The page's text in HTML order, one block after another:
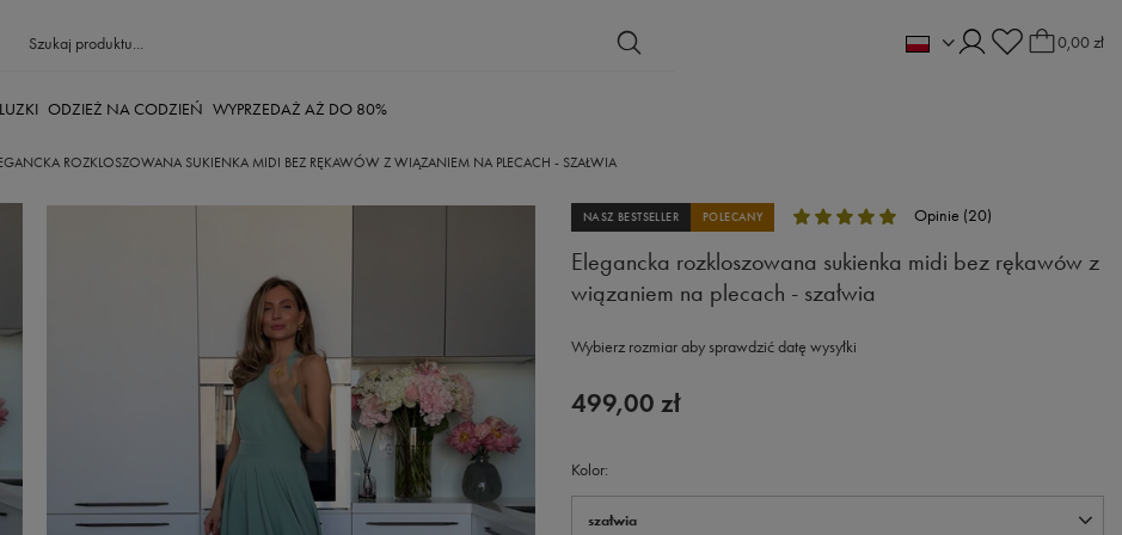
0,00 zł
ODZIEŻ NA CODZIEŃ WYPRZEDAŻ AŻ DO 80%
ROZKLOSZOWANA SUKIENKA MIDI BEZ RĘKAWÓW Z WIĄZANIEM NA PLECACH - SZAŁWIA
NASZ BESTSELLER POLECANY Opinie (20)
Elegancka rozkloszowana sukienka midi bez rękawów z
wiązaniem na plecach - szałwia
Wybierz rozmiar aby sprawdzić datę wysyłki
Kolor
szałwia
499,00 zł